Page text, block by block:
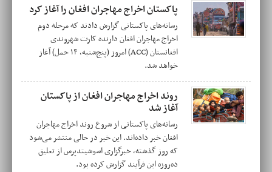
پاکستان اخراج مهاجران افغان را آغاز کرد
رسانه‌های پاکستانی گزارش دادند که مرحله دوم
اخراج مهاجران افغان دارنده کارت شهروندی
افغانستان (ACC) امروز (پنج‌شنبه، ۱۴ حمل) آغاز
خواهد شد.
روند اخراج مهاجران افغان از پاکستان
آغاز شد
رسانه‌های پاکستانی از شروع روند اخراج مهاجران
افغان خبر داده‌اند. این خبر در حالی منتشر می‌شود
که روز گذشته، خبرگزاری اسوشیتدپرس از تعلیق
ده‌روزه این فرآیند گزارش کرده بود.